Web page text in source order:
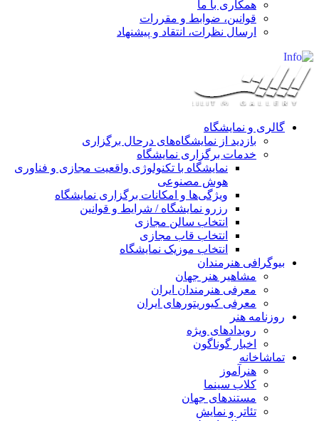
همکاری با ما
قوانین، ضوابط و مقررات
ارسال نظرات، انتقاد و پیشنهاد
گالری و نمایشگاه
بازدید از نمایشگاه‌های درحال برگزاری
خدمات برگزاری نمایشگاه
نمایشگاه با تکنولوژی واقعیت مجازی و فناوری
هوش مصنوعی
ویژگی‌ها و امکانات برگزاری نمایشگاه
رزرو نمایشگاه / شرایط و قوانین
انتخاب سالن مجازی
انتخاب قاب مجازی
انتخاب موزیک نمایشگاه
بیوگرافی هنرمندان
مشاهیر هنر جهان
معرفی هنرمندان ایران
معرفی کیوریتورهای ایران
روزنامه هنر
رویدادهای ویژه
اخبار گوناگون
تماشاخانه
هنرآموز
کلاب سینما
مستندهای جهان
تئاتر و نمایش